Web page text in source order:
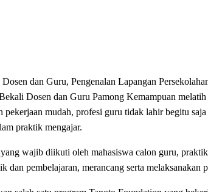
dan Guru, Pengenalan Lapangan
Dosen dan Guru Pamong Kemampuan
pekerjaan mudah, profesi guru tidak lahir begitu
praktik mengajar.
wajib diikuti oleh mahasiswa calon guru,
dan pembelajaran, merancang serta melaksanakan